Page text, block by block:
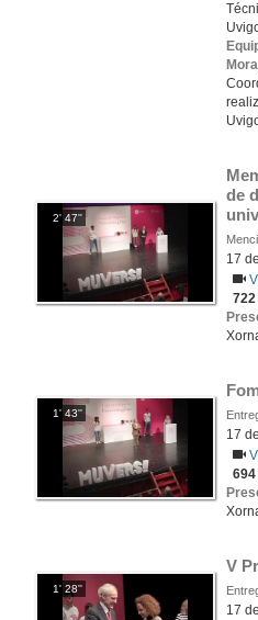
2' 47''
de
17
722
1' 43''
17
694
1' 28''
V
17